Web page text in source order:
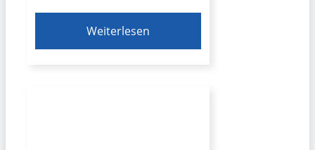
Weiterlesen